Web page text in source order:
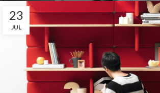
23
JUL